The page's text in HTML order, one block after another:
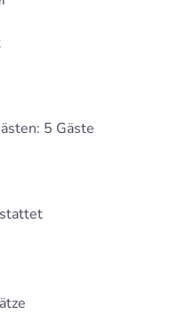
5 Gäste